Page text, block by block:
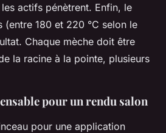
actifs pénètrent. Enfin, le
(entre 180 et 220 °C selon le
Chaque mèche doit être
la racine à la pointe, plusieurs
pour un rendu salon
pour une application